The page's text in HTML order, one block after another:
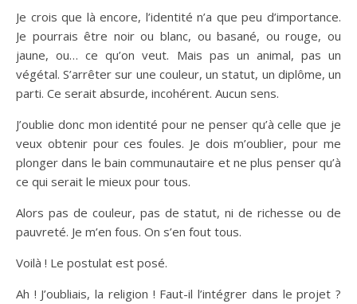
Je crois que là encore, l’identité n’a que peu d’importance.
Je pourrais être noir ou blanc, ou basané, ou rouge, ou
jaune, ou… ce qu’on veut. Mais pas un animal, pas un
végétal. S’arrêter sur une couleur, un statut, un diplôme, un
parti. Ce serait absurde, incohérent. Aucun sens.
J’oublie donc mon identité pour ne penser qu’à celle que je
veux obtenir pour ces foules. Je dois m’oublier, pour me
plonger dans le bain communautaire et ne plus penser qu’à
ce qui serait le mieux pour tous.
Alors pas de couleur, pas de statut, ni de richesse ou de
pauvreté. Je m’en fous. On s’en fout tous.
Voilà ! Le postulat est posé.
Ah ! J’oubliais, la religion ! Faut-il l’intégrer dans le projet ?